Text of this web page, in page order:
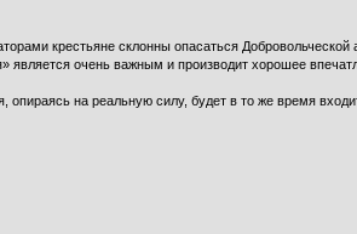
крестьяне склонны опасаться
является очень важным и производит хорошее
опираясь на реальную силу, будет в то же время